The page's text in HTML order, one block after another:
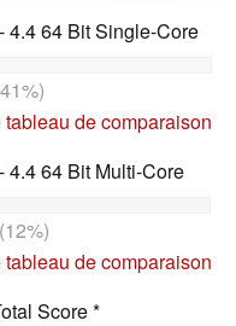
4.4 64 Bit Single-Core
de comparaison
4.4 64 Bit Multi-Core
(12%)
de comparaison
Score *